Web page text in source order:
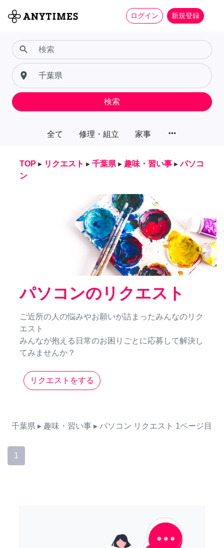
ログイン 新規登録
全て 修理・組立 家事 more_horiz
search
place
検索
TOP ▸ リクエスト ▸ 千葉県 ▸ 趣味・習い事 ▸ パソコ
ン
パソコンのリクエスト
ご近所の人の悩みやお願いが詰まったみんなのリク
エスト
みんなが抱える日常のお困りごとに応募して解決し
てみませんか？
リクエストをする
千葉県 ▸ 趣味・習い事 ▸ パソコン リクエスト 1ページ目
1